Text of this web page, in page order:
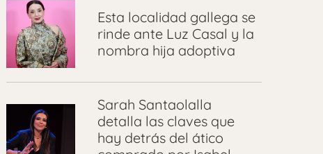
Esta localidad gallega se
rinde ante Luz Casal y la
nombra hija adoptiva
Sarah Santaolalla
detalla las claves que
hay detrás del ático